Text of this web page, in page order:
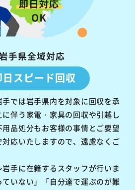
手県全域対応
日スピード回収
では岩手県内を対象に回収を承
伴う家電・家具の回収や引越し
品処分もお客様の事情とご要望
応いたしますので、遠慮なくご
手に在籍するスタッフが行いま
いない」「自分達で運ぶのが難